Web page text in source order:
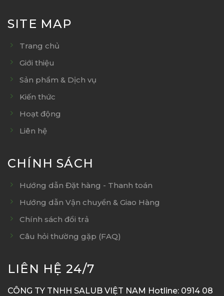
SITE MAP
Trang chủ
Giới thiệu
Sản phẩm & Dịch vụ
Kiến thức
Hoạt động
Liên hệ
CHÍNH SÁCH
Hướng dẫn Đặt hàng - Thanh toán
Hướng dẫn Vận chuyển & Giao Hàng
Chính sách đổi trả
Câu hỏi thường gặp (FAQ)
LIÊN HỆ 24/7
CÔNG TY TNHH SALUB VIỆT NAM Hotline: 0914 08